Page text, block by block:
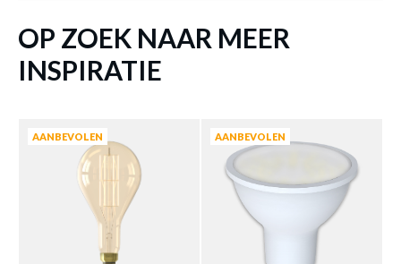
HOOGTE 32.8 cm
Meer afmetingen
OP ZOEK NAAR MEER
INSPIRATIE
AANBEVOLEN AANBEVOLEN
LED Lamp SPLASH Gold
Schrijf je in op onze
nieuwsbrief
Blijf op de hoogte van onze nieuwigheden en